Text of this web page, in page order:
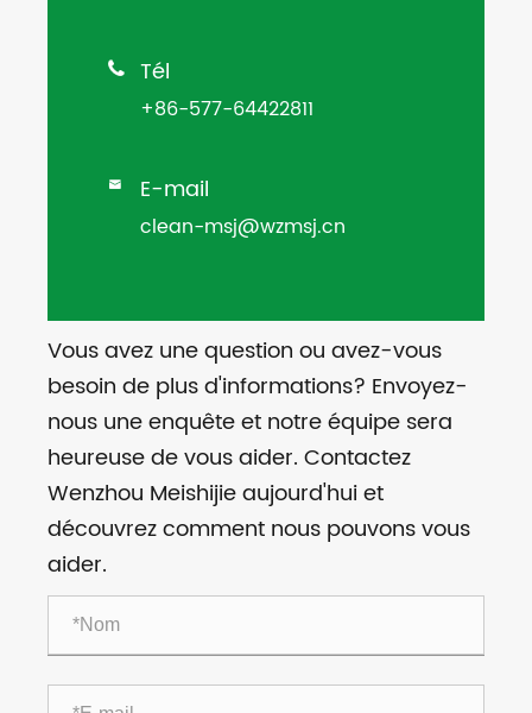
 Tél
+86-577-64422811
 E-mail
clean-msj@wzmsj.cn
Vous avez une question ou avez-vous
besoin de plus d'informations? Envoyez-
nous une enquête et notre équipe sera
heureuse de vous aider. Contactez
Wenzhou Meishijie aujourd'hui et
découvrez comment nous pouvons vous
aider.